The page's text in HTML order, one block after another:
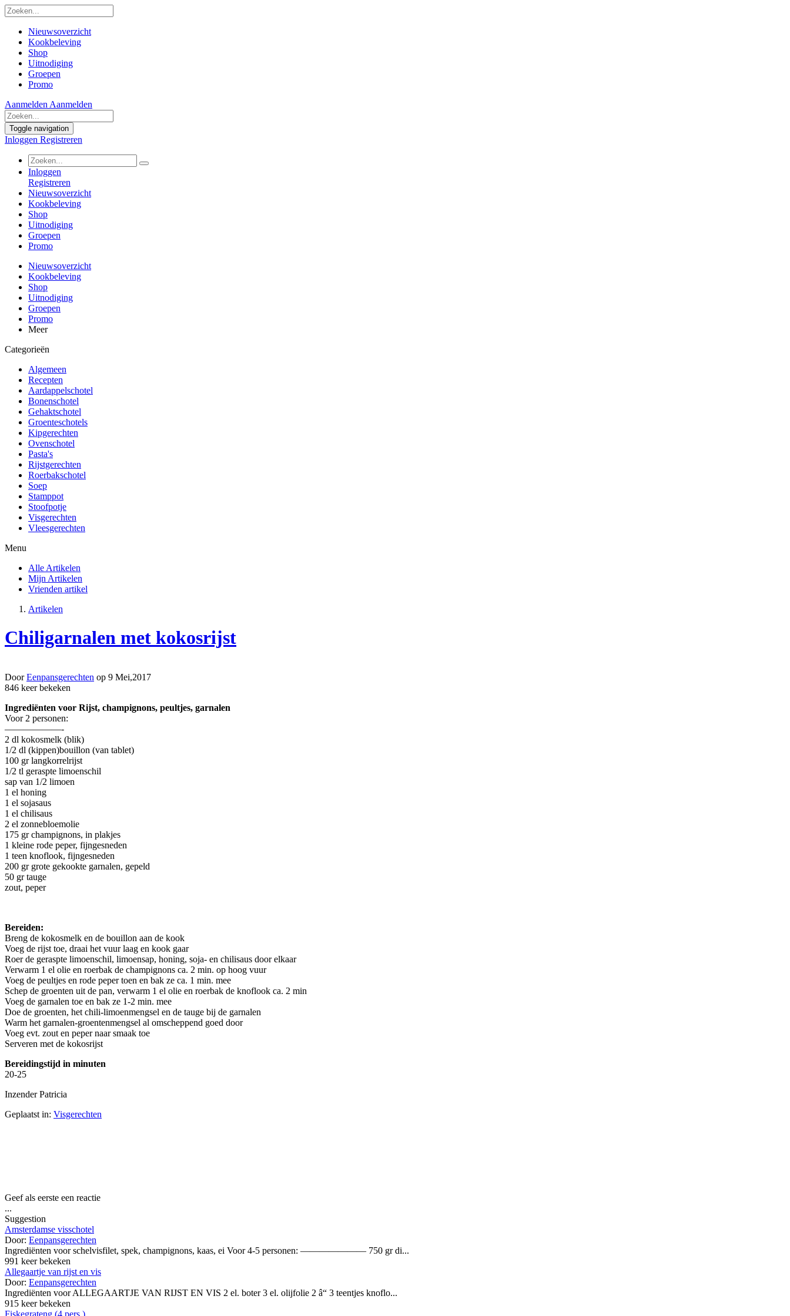
Nieuwsoverzicht
Kookbeleving
Shop
Uitnodiging
Groepen
Promo
Aanmelden Aanmelden
Toggle navigation
Inloggen Registreren
Inloggen
Registreren
Nieuwsoverzicht
Kookbeleving
Shop
Uitnodiging
Groepen
Promo
Nieuwsoverzicht
Kookbeleving
Shop
Uitnodiging
Groepen
Promo
Meer
Categorieën
Algemeen
Recepten
Aardappelschotel
Bonenschotel
Gehaktschotel
Groenteschotels
Kipgerechten
Ovenschotel
Pasta's
Rijstgerechten
Roerbakschotel
Soep
Stamppot
Stoofpotje
Visgerechten
Vleesgerechten
Menu
Alle Artikelen
Mijn Artikelen
Vrienden artikel
Artikelen
Chiligarnalen met kokosrijst
DoorEenpansgerechten op 9 Mei,2017
846 keer bekeken
Ingrediënten voor Rijst, champignons, peultjes, garnalen
Voor 2 personen:
——————-
2 dl kokosmelk (blik)
1/2 dl (kippen)bouillon (van tablet)
100 gr langkorrelrijst
1/2 tl geraspte limoenschil
sap van 1/2 limoen
1 el honing
1 el sojasaus
1 el chilisaus
2 el zonnebloemolie
175 gr champignons, in plakjes
1 kleine rode peper, fijngesneden
1 teen knoflook, fijngesneden
200 gr grote gekookte garnalen, gepeld
50 gr tauge
zout, peper
Bereiden:
Breng de kokosmelk en de bouillon aan de kook
Voeg de rijst toe, draai het vuur laag en kook gaar
Roer de geraspte limoenschil, limoensap, honing, soja- en chilisaus door elkaar
Verwarm 1 el olie en roerbak de champignons ca. 2 min. op hoog vuur
Voeg de peultjes en rode peper toen en bak ze ca. 1 min. mee
Schep de groenten uit de pan, verwarm 1 el olie en roerbak de knoflook ca. 2 min
Voeg de garnalen toe en bak ze 1-2 min. mee
Doe de groenten, het chili-limoenmengsel en de tauge bij de garnalen
Warm het garnalen-groentenmengsel al omscheppend goed door
Voeg evt. zout en peper naar smaak toe
Serveren met de kokosrijst
Bereidingstijd in minuten
20-25
Inzender Patricia
Geplaatst in: Visgerechten
Geef als eerste een reactie
...
Suggestion
Amsterdamse visschotel
Door: Eenpansgerechten
Ingrediënten voor schelvisfilet, spek, champignons, kaas, ei Voor 4-5 personen: ——————— 750 gr di...
991 keer bekeken
Allegaartje van rijst en vis
Door: Eenpansgerechten
Ingrediënten voor ALLEGAARTJE VAN RIJST EN VIS 2 el. boter 3 el. olijfolie 2 â“ 3 teentjes knoflo...
915 keer bekeken
Fiskegrateng (4 pers.)